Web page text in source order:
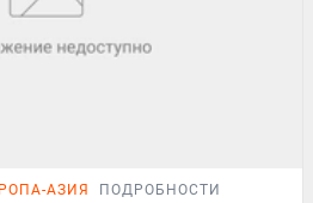
АЗИЯ ПОДРОБНОСТИ